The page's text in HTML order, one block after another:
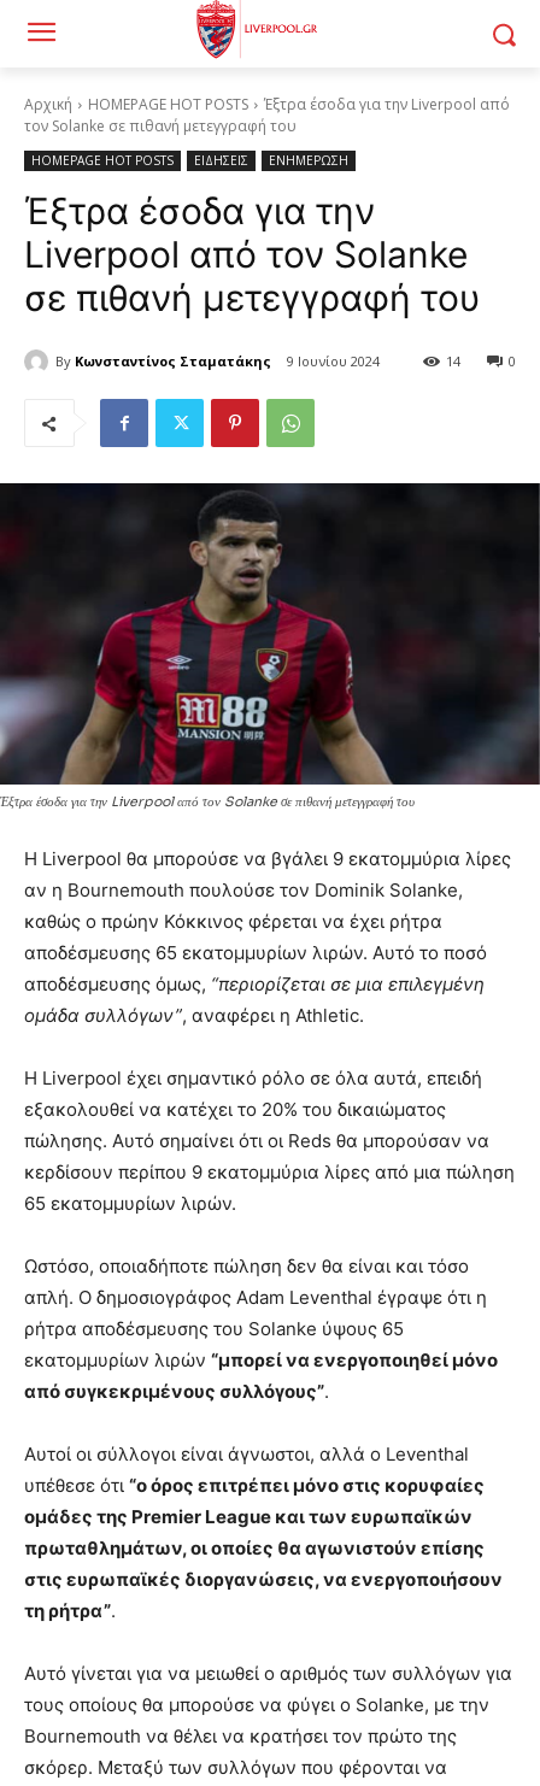
Αρχική HOMEPAGE HOT POSTS
Έξτρα έσοδα για την Liverpool από
τον Solanke σε πιθανή μετεγγραφή του
HOMEPAGE HOT POSTS ΕΙΔΗΣΕΙΣ ΕΝΗΜΕΡΩΣΗ
Έξτρα έσοδα για την
Liverpool από τον Solanke
σε πιθανή μετεγγραφή του
By Κωνσταντίνος Σταματάκης 9 Ιουνίου 2024 0
14
Έξτρα έσοδα για την Liverpool από τον Solanke σε πιθανή μετεγγραφή του
Η Liverpool θα μπορούσε να βγάλει 9 εκατομμύρια λίρες
αν η Bournemouth πουλούσε τον Dominik Solanke,
καθώς ο πρώην Κόκκινος φέρεται να έχει ρήτρα
αποδέσμευσης 65 εκατομμυρίων λιρών. Αυτό το ποσό
αποδέσμευσης όμως, “περιορίζεται σε μια επιλεγμένη
ομάδα συλλόγων”, αναφέρει η Athletic.
Η Liverpool έχει σημαντικό ρόλο σε όλα αυτά, επειδή
εξακολουθεί να κατέχει το 20% του δικαιώματος
πώλησης. Αυτό σημαίνει ότι οι Reds θα μπορούσαν να
κερδίσουν περίπου 9 εκατομμύρια λίρες από μια πώληση
65 εκατομμυρίων λιρών.
Ωστόσο, οποιαδήποτε πώληση δεν θα είναι και τόσο
απλή. Ο δημοσιογράφος Adam Leventhal έγραψε ότι η
ρήτρα αποδέσμευσης του Solanke ύψους 65
εκατομμυρίων λιρών “μπορεί να ενεργοποιηθεί μόνο
από συγκεκριμένους συλλόγους”.
Αυτοί οι σύλλογοι είναι άγνωστοι, αλλά ο Leventhal
υπέθεσε ότι “ο όρος επιτρέπει μόνο στις κορυφαίες
ομάδες της Premier League και των ευρωπαϊκών
πρωταθλημάτων, οι οποίες θα αγωνιστούν επίσης
στις ευρωπαϊκές διοργανώσεις, να ενεργοποιήσουν
τη ρήτρα”.
Αυτό γίνεται για να μειωθεί ο αριθμός των συλλόγων για
τους οποίους θα μπορούσε να φύγει ο Solanke, με την
Bournemouth να θέλει να κρατήσει τον πρώτο της
σκόρερ. Μεταξύ των συλλόγων που φέρονται να